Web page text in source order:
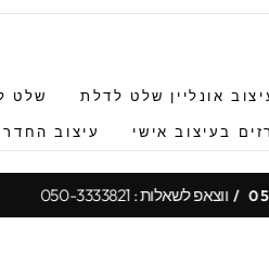
אונליין שלט לדלת שלט
בעיצוב אישי עיצוב החדר
ווצאפ לשאלות : 050-3333821